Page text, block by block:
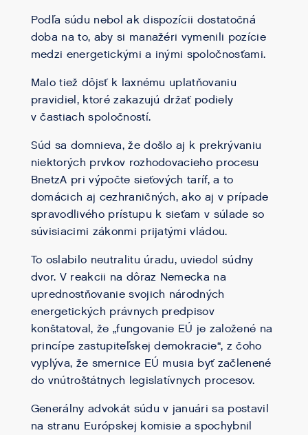
Podľa súdu nebol ak dispozícii dostatočná
doba na to, aby si manažéri vymenili pozície
medzi energetickými a inými spoločnosťami.
Malo tiež dôjsť k laxnému uplatňovaniu
pravidiel, ktoré zakazujú držať podiely
v častiach spoločností.
Súd sa domnieva, že došlo aj k prekrývaniu
niektorých prvkov rozhodovacieho procesu
BnetzA pri výpočte sieťových taríf, a to
domácich aj cezhraničných, ako aj v prípade
spravodlivého prístupu k sieťam v súlade so
súvisiacimi zákonmi prijatými vládou.
To oslabilo neutralitu úradu, uviedol súdny
dvor. V reakcii na dôraz Nemecka na
uprednostňovanie svojich národných
energetických právnych predpisov
konštatoval, že „fungovanie EÚ je založené na
princípe zastupiteľskej demokracie“, z čoho
vyplýva, že smernice EÚ musia byť začlenené
do vnútroštátnych legislatívnych procesov.
Generálny advokát súdu v januári sa postavil
na stranu Európskej komisie a spochybnil